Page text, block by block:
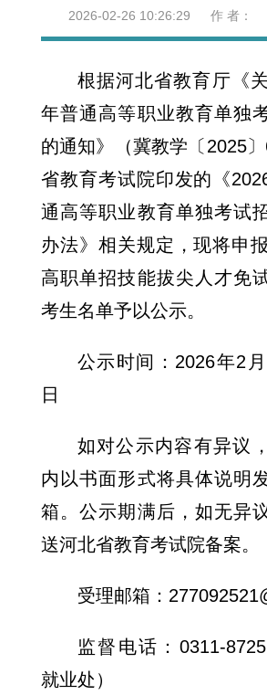
2026-02-26 10:26:29 作 者：
根据河北省教育厅《
年普通高等职业教育单独
的通知》（冀教学〔2025
省教育考试院印发的《
通高等职业教育单独考试
办法》相关规定，现将申
高职单招技能拔尖人才免
考生名单予以公示。
公示时间：2026年2
日
如对公示内容有异议
内以书面形式将具体说明
箱。公示期满后，如无异
送河北省教育考试院备案。
受理邮箱：
监督电话：0311-
就业处）